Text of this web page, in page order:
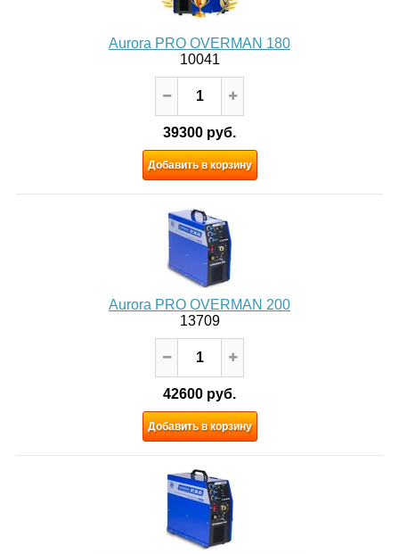
Aurora PRO OVERMAN 180
10041
39300 руб.
Добавить в корзину
Aurora PRO OVERMAN 200
13709
42600 руб.
Добавить в корзину